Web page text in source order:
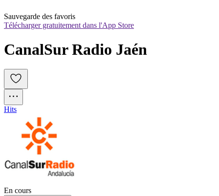
Sauvegarde des favoris
Télécharger gratuitement dans l'App Store
CanalSur Radio Jaén
Hits
En cours